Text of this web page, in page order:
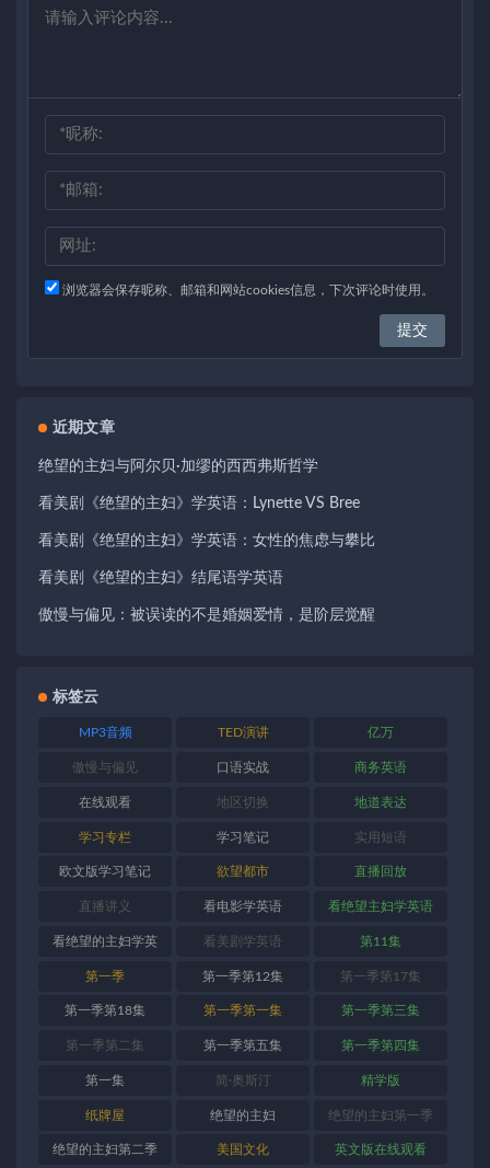
浏览器会保存昵称、邮箱和网站cookies信息，下次评论时使用。
近期文章
绝望的主妇与阿尔贝·加缪的西西弗斯哲学
看美剧《绝望的主妇》学英语：Lynette VS Bree
看美剧《绝望的主妇》学英语：女性的焦虑与攀比
看美剧《绝望的主妇》结尾语学英语
傲慢与偏见：被误读的不是婚姻爱情，是阶层觉醒
标签云
MP3音频 TED演讲 亿万
傲慢与偏见 口语实战 商务英语
在线观看 地区切换 地道表达
学习专栏 学习笔记 实用短语
欧文版学习笔记 欲望都市 直播回放
直播讲义 看电影学英语 看绝望主妇学英语
看绝望的主妇学英
语
看美剧学英语 第11集
第一季 第一季第12集 第一季第17集
第一季第18集 第一季第一集 第一季第三集
第一季第二集 第一季第五集 第一季第四集
第一集 简·奥斯汀 精学版
纸牌屋 绝望的主妇 绝望的主妇第一季
绝望的主妇第二季 美国文化 英文版在线观看